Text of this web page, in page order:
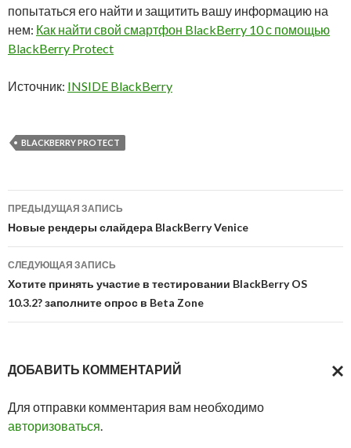
попытаться его найти и защитить вашу информацию на
нем: Как найти свой смартфон BlackBerry 10 с помощью
BlackBerry Protect
Источник: INSIDE BlackBerry
BLACKBERRY PROTECT
Навигация
по
записям
ПРЕДЫДУЩАЯ ЗАПИСЬ
Новые рендеры слайдера BlackBerry Venice
СЛЕДУЮЩАЯ ЗАПИСЬ
Хотите принять участие в тестировании BlackBerry OS
10.3.2? заполните опрос в Beta Zone
ДОБАВИТЬ КОММЕНТАРИЙ
Для отправки комментария вам необходимо
авторизоваться.